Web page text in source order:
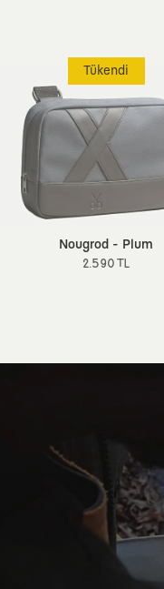
Tükendi
Nougrod - Plum
2.590 TL